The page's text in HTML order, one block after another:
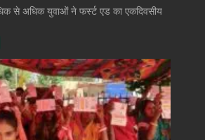
से अधिक युवाओं ने फर्स्ट एड का एकदिवसीय